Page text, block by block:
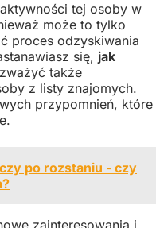
tej osoby w
może to tylko
proces odzyskiwania
się, jak
także
z listy znajomych.
przypomnień, które
po rozstaniu - czy